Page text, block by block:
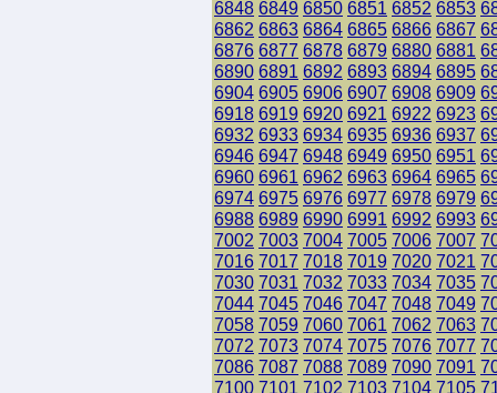
6848 6849 6850 6851 6852 6853
6862 6863 6864 6865 6866 6867
6876 6877 6878 6879 6880 6881
6890 6891 6892 6893 6894 6895
6904 6905 6906 6907 6908 6909
6918 6919 6920 6921 6922 6923
6932 6933 6934 6935 6936 6937
6946 6947 6948 6949 6950 6951
6960 6961 6962 6963 6964 6965
6974 6975 6976 6977 6978 6979
6988 6989 6990 6991 6992 6993
7002 7003 7004 7005 7006 7007
7016 7017 7018 7019 7020 7021
7030 7031 7032 7033 7034 7035
7044 7045 7046 7047 7048 7049
7058 7059 7060 7061 7062 7063
7072 7073 7074 7075 7076 7077
7086 7087 7088 7089 7090 7091
7100 7101 7102 7103 7104 7105